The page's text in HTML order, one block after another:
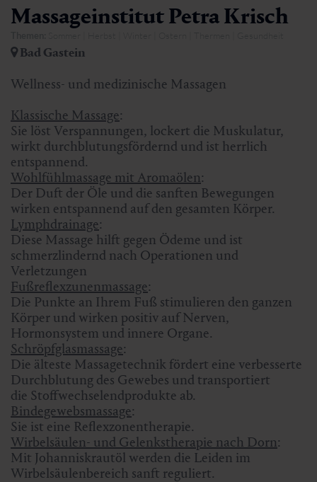
Massageinstitut Petra Krisch
Bad Gastein
Wellness- und medizinische Massagen
Klassische Massage:
Sie löst Verspannungen, lockert die Muskulatur,
wirkt durchblutungsfördernd und ist herrlich
entspannend.
Wohlfühlmassage mit Aromaölen:
Der Duft der Öle und die sanften Bewegungen
wirken entspannend auf den gesamten Körper.
Lymphdrainage:
Diese Massage hilft gegen Ödeme und ist
schmerzlindernd nach Operationen und
Verletzungen
Fußreflexzunenmassage:
Die Punkte an Ihrem Fuß stimulieren den ganzen
Körper und wirken positiv auf Nerven,
Hormonsystem und innere Organe.
Schröpfglasmassage:
Die älteste Massagetechnik fördert eine verbesserte
Durchblutung des Gewebes und transportiert
die Stoffwechselendprodukte ab.
Bindegewebsmassage:
Sie ist eine Reflexzonentherapie.
Wirbelsäulen- und Gelenkstherapie nach Dorn:
Mit Johanniskrautöl werden die Leiden im
Wirbelsäulenbereich sanft reguliert.